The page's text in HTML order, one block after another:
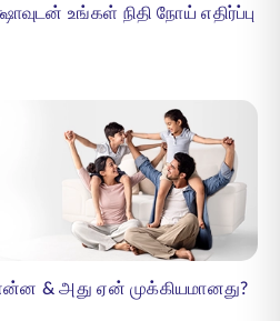
உங்கள் நிதி நோய் எதிர்ப்பு
& அது ஏன் முக்கியமானது?